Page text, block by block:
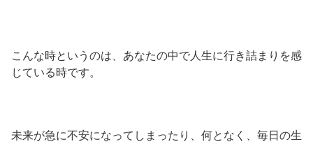
こんな時というのは、あなたの中で人生に行き詰まりを感
じている時です。
未来が急に不安になってしまったり、何となく、毎日の生